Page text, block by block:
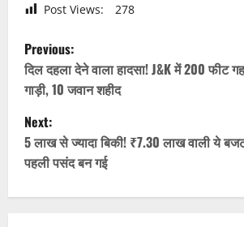
Post Views: 278
P
o
s
t
n
Previous:
दिल दहला देने वाला हादसा! J&K में 200 फीट
गाड़ी, 10 जवान शहीद
Next:
5 लाख से ज्यादा बिकी! ₹7.30 लाख वाली ये
पहली पसंद बन गई